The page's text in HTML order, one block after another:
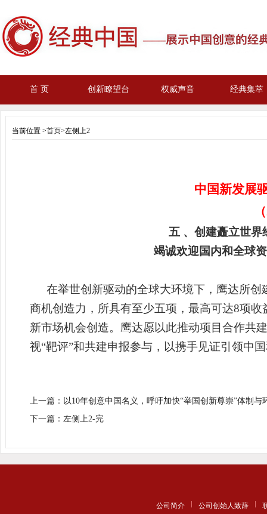
首 页 创新瞭望台 权威声音 经典集萃
当前位置 >首页>左侧上2
中国新发展
五 、创建矗立世界
竭诚欢迎国内和全球
在举世创新驱动的全球大环境下，鹰达所
商机创造力，所具有至少五项，最高可达8项
新市场机会创造。鹰达愿以此推动项目合作共
视“靶评”和共建申报参与，以携手见证引领中
上一篇： 以10年创意中国名义，呼吁加快“举国创新尊崇”体制与
下一篇：左侧上2-完
公司简介 公司创始人致辞